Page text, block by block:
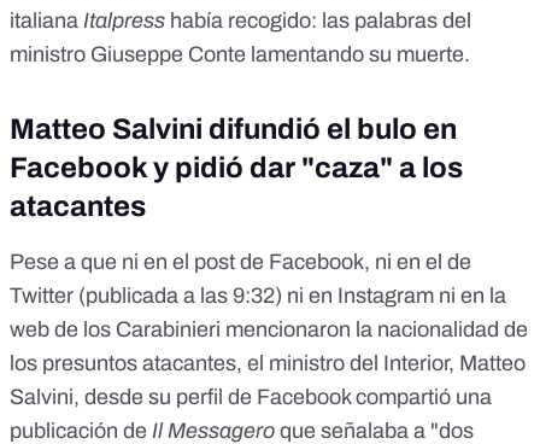
italiana Italpress había recogido: las palabras del
ministro Giuseppe Conte lamentando su muerte.
Matteo Salvini difundió el bulo en
Facebook y pidió dar "caza" a los
atacantes
Pese a que ni en el post de Facebook, ni en el de
Twitter (publicada a las 9:32) ni en Instagram ni en la
web de los Carabinieri mencionaron la nacionalidad de
los presuntos atacantes, el ministro del Interior, Matteo
Salvini, desde su perfil de Facebook compartió una
publicación de Il Messagero que señalaba a "dos